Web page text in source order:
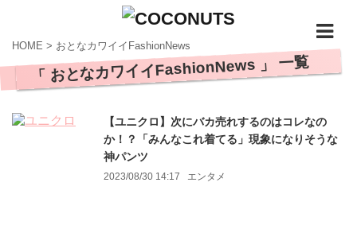
HOME > おとなカワイイFashionNews
「 おとなカワイイFashionNews 」 一覧
【ユニクロ】次にバカ売れするのはコレなの
か！？「みんなこれ着てる」現象になりそうな
神パンツ
2023/08/30 14:17 エンタメ